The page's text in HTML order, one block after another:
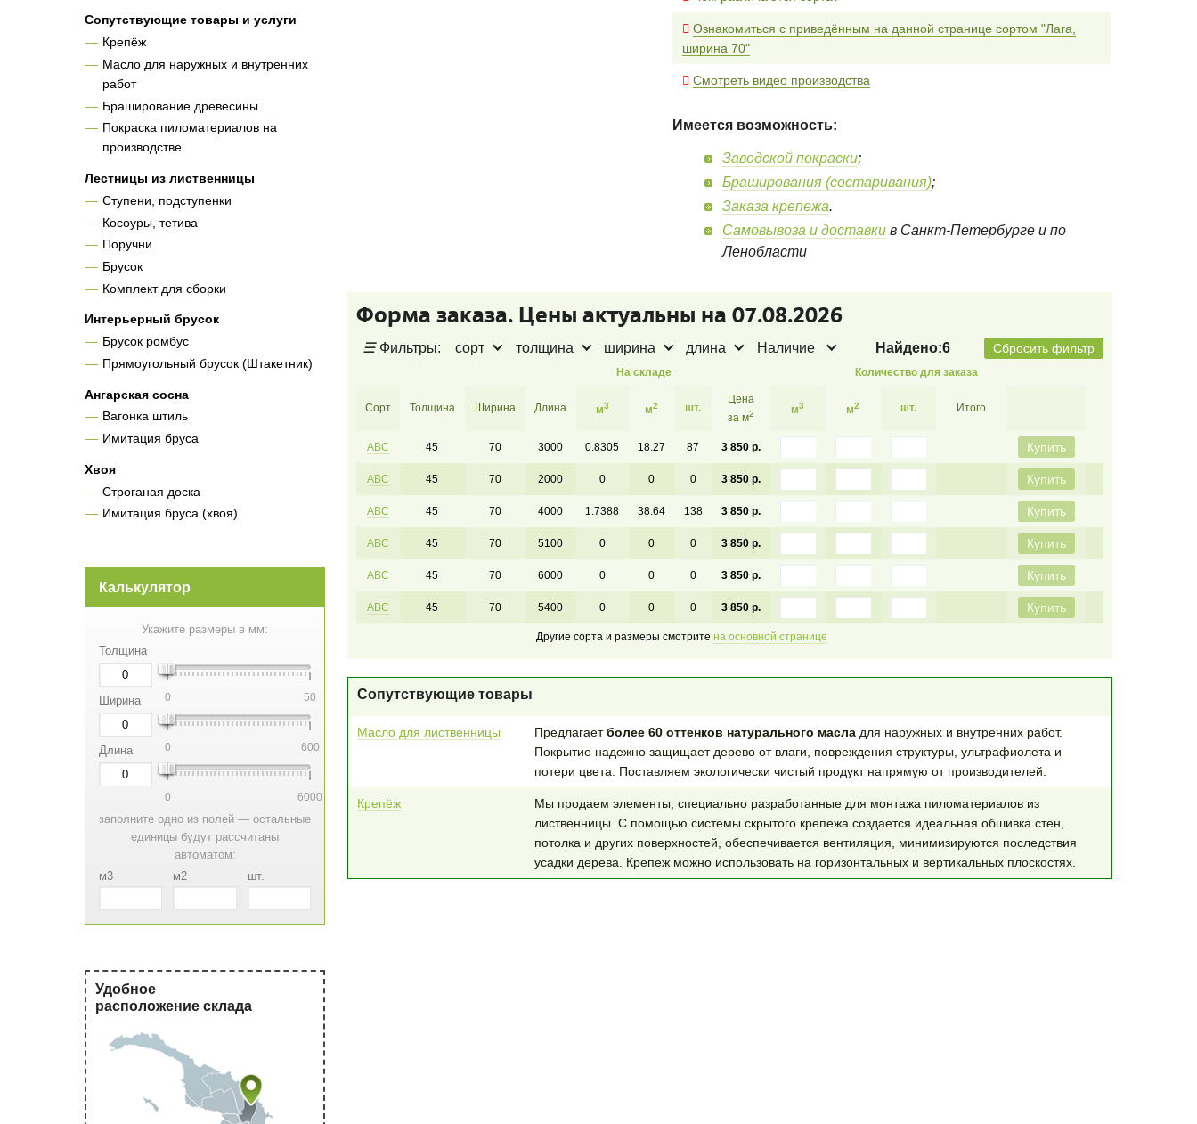
Сопутствующие товары и услуги
Крепёж
Масло для наружных и внутренних
работ
Браширование древесины
Покраска пиломатериалов на
производстве
Лестницы из лиственницы
Ступени, подступенки
Косоуры, тетива
Поручни
Брусок
Комплект для сборки
Интерьерный брусок
Брусок ромбус
Прямоугольный брусок (Штакетник)
Ангарская сосна
Вагонка штиль
Имитация бруса
Хвоя
Строганая доска
Имитация бруса (хвоя)
Калькулятор
Укажите размеры в мм:
Толщина
0 50
Ширина
0 600
Длина
0 6000
заполните одно из полей — остальные
единицы будут рассчитаны
автоматом:
м3
м2 шт.
Удобное
расположение склада
Ознакомиться с приведённым на данной странице сортом "Лага,
ширина 70"
Смотреть видео производства
Имеется возможность:
Заводской покраски;
Браширования (состаривания);
Заказа крепежа.
Самовывоза и доставки в Санкт-Петербурге и по
Ленобласти
Форма заказа. Цены актуальны на 07.08.2026
☰ Фильтры: сорт толщина ширина длина Наличие Найдено:6 Сбросить фильтр
На складе Количество для заказа
Сорт Толщина Ширина Длина м3 м2 шт.
Цена
за м2 м3 м2 шт. Итого
АВС 45 70 3000 0.8305 18.27 87 3 850 р. Купить
АВС 45 70 2000 0 0 0 3 850 р. Купить
АВС 45 70 4000 1.7388 38.64 138 3 850 р. Купить
АВС 45 70 5100 0 0 0 3 850 р. Купить
АВС 45 70 6000 0 0 0 3 850 р. Купить
АВС 45 70 5400 0 0 0 3 850 р. Купить
Другие сорта и размеры смотрите на основной странице
Сопутствующие товары
Масло для лиственницы Предлагаетболее 60 оттенков натурального масла для наружных и внутренних работ.
Покрытие надежно защищает дерево от влаги, повреждения структуры, ультрафиолета и
потери цвета. Поставляем экологически чистый продукт напрямую от производителей.
Крепёж
Мы продаем элементы, специально разработанные для монтажа пиломатериалов из
лиственницы. С помощью системы скрытого крепежа создается идеальная обшивка стен,
потолка и других поверхностей, обеспечивается вентиляция, минимизируются последствия
усадки дерева. Крепеж можно использовать на горизонтальных и вертикальных плоскостях.